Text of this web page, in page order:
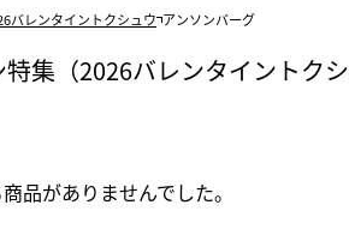
バレンタイントクシュウ アンソンバーグ
集（2026バレンタイントクシ
品がありませんでした。